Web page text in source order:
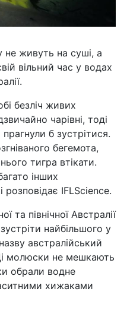
живуть на суші, а
вільний час у водах
безліч живих
чарівні, тоді
б зустрітися.
бегемота,
тигра втікати.
інших
розповідає IFLScience.
та північної Австралії
найбільшого у
австралійський
молюски не мешкають
обрали водне
хижаками